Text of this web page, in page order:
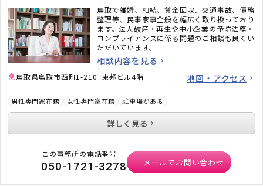
鳥取で離婚、相続、貸金回収、交通事故、債務
整理等、民事家事全般を幅広く取り扱っており
ます。法人破産・再生や中小企業の予防法務・
コンプライアンスに係る問題のご相談も良くい
ただいています。
相談内容を見る
鳥取県鳥取市西町1-210 東邦ビル4階 地図・アクセス
男性専門家在籍 女性専門家在籍 駐車場がある
詳しく見る
この事務所の電話番号
050-1721-3278 メールでお問い合わせ